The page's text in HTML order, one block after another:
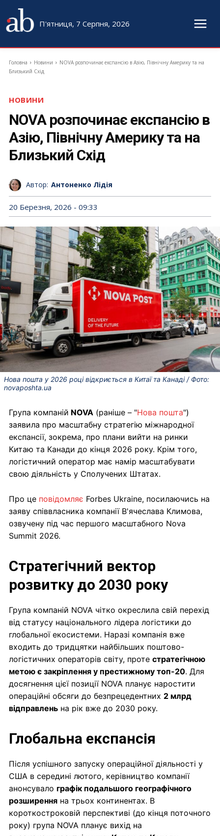
П'ятниця, 7 Серпня, 2026
Головна Новини
NOVA розпочинає експансію в Азію, Північну Америку та на
Близький Схід
НОВИНИ
NOVA розпочинає експансію в
Азію, Північну Америку та на
Близький Схід
Автор: Антоненко Лідія
20 Березня, 2026 - 09:33
Нова пошта у 2026 році відкриється в Китаї та Канаді / Фото:
novaposhta.ua
Група компаній NOVA (раніше – "Нова пошта")
заявила про масштабну стратегію міжнародної
експансії, зокрема, про плани вийти на ринки
Китаю та Канади до кінця 2026 року. Крім того,
логістичний оператор має намір масштабувати
свою діяльність у Сполучених Штатах.
Про це повідомляє Forbes Ukraine, посилаючись на
заяву співвласника компанії В'ячеслава Климова,
озвучену під час першого масштабного Nova
Summit 2026.
Стратегічний вектор
розвитку до 2030 року
Група компаній NOVA чітко окреслила свій перехід
від статусу національного лідера логістики до
глобальної екосистеми. Наразі компанія вже
входить до тридцятки найбільших поштово-
логістичних операторів світу, проте стратегічною
метою є закріплення у престижному топ-20. Для
досягнення цієї позиції NOVA планує наростити
операційні обсяги до безпрецедентних 2 млрд
відправлень на рік вже до 2030 року.
Глобальна експансія
Після успішного запуску операційної діяльності у
США в середині лютого, керівництво компанії
анонсувало графік подальшого географічного
розширення на трьох континентах. В
короткостроковій перспективі (до кінця поточного
року) група NOVA планує вихід на